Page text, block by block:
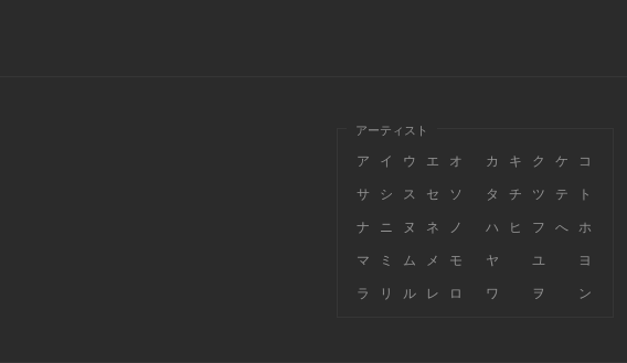
アーティスト
ア イ ウ エ オ カ キ ク ケ コ
サ シ ス セ ソ タ チ ツ テ ト
ナ ニ ヌ ネ ノ ハ ヒ フ へ ホ
マ ミ ム メ モ ヤ ユ ヨ
ラ リ ル レ ロ ワ ヲ ン